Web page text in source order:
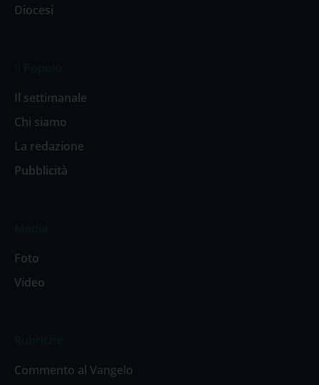
Diocesi
Il settimanale
Chi siamo
La redazione
Pubblicità
Foto
Video
Commento al Vangelo